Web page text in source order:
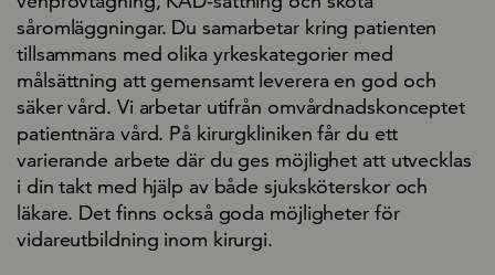
såromläggningar. Du samarbetar kring patienten
tillsammans med olika yrkeskategorier med
målsättning att gemensamt leverera en god och
säker vård. Vi arbetar utifrån omvårdnadskonceptet
patientnära vård. På kirurgkliniken får du ett
varierande arbete där du ges möjlighet att utvecklas
i din takt med hjälp av både sjuksköterskor och
läkare. Det finns också goda möjligheter för
vidareutbildning inom kirurgi.